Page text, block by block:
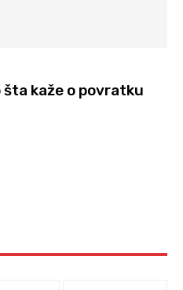
šta kaže o povratku